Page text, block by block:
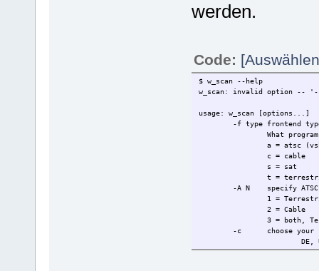
werden.
Code:
$ w_scan --help
w_scan: invalid option --
usage: w_scan [options...]
-f type
frontend
What
a = atsc
c = cable
s = sat
t =
-A N
specify
1 =
2 = Cable
3 = both,
-c
choose
DE,
?